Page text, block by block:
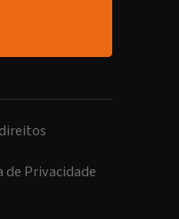
Privacidade